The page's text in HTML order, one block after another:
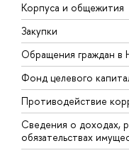
Корпуса и общежития
Закупки
Обращения граждан
Фонд целевого
Противодействие
Сведения о доходах,
обязательствах